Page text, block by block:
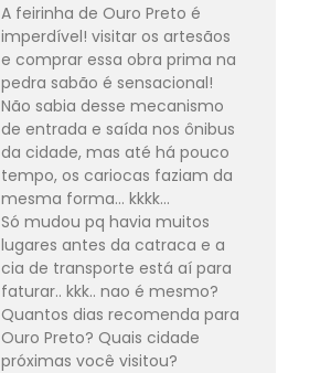
A feirinha de Ouro Preto é
imperdível! visitar os artesãos
e comprar essa obra prima na
pedra sabão é sensacional!
Não sabia desse mecanismo
de entrada e saída nos ônibus
da cidade, mas até há pouco
tempo, os cariocas faziam da
mesma forma… kkkk…
Só mudou pq havia muitos
lugares antes da catraca e a
cia de transporte está aí para
faturar.. kkk.. nao é mesmo?
Quantos dias recomenda para
Ouro Preto? Quais cidade
próximas você visitou?